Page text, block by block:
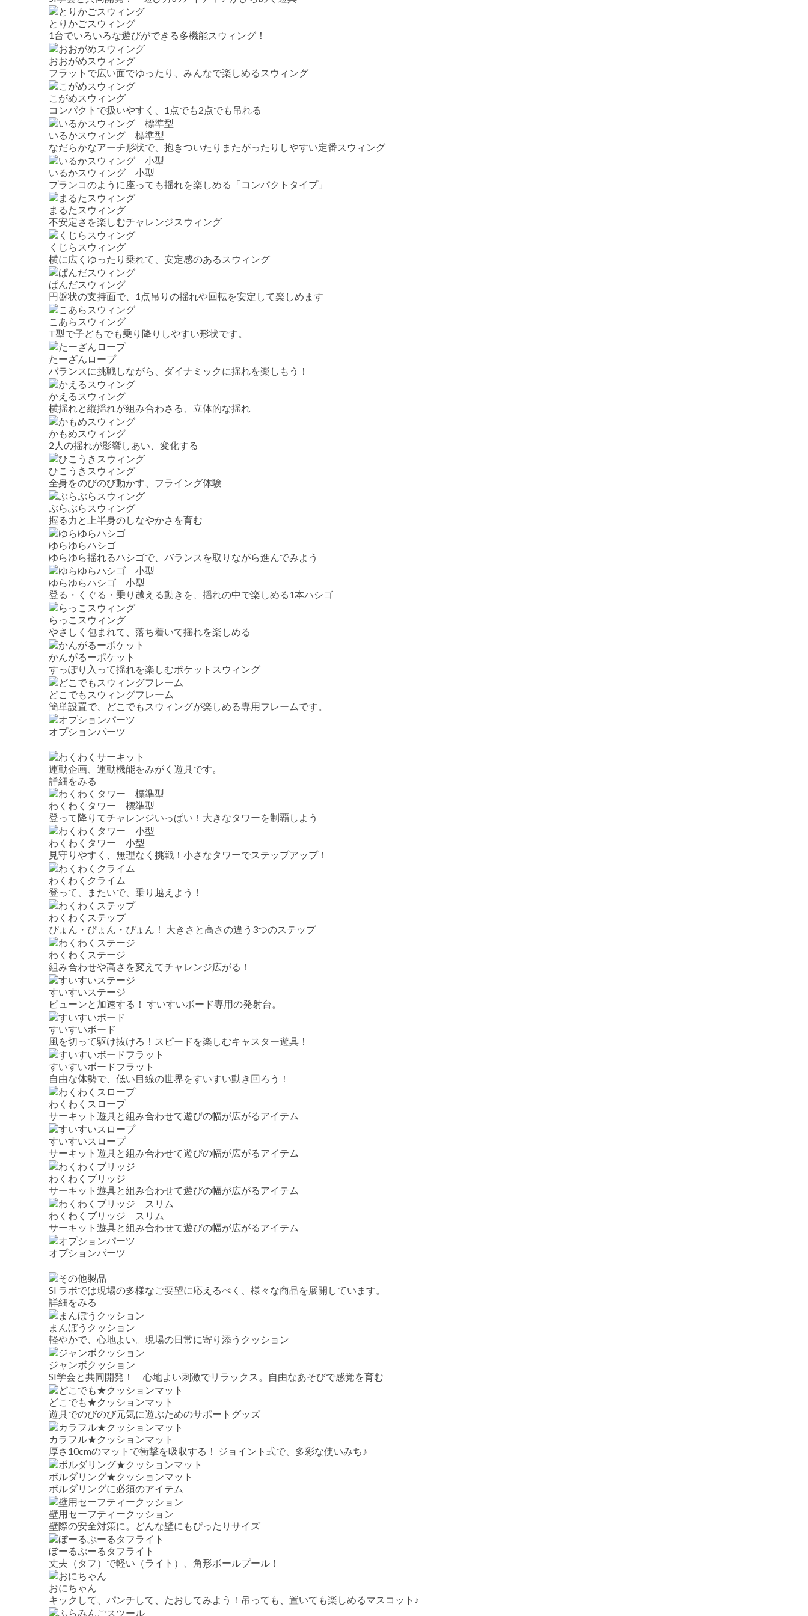
とりかごスウィング
1台でいろいろな遊びができる多機能スウィング！
おおがめスウィング
フラットで広い面でゆったり、みんなで楽しめるスウィング
こがめスウィング
コンパクトで扱いやすく、1点でも2点でも吊れる
いるかスウィング 標準型
なだらかなアーチ形状で、抱きついたりまたがったりしやすい定番スウィング
いるかスウィング 小型
プランコのように座っても揺れを楽しめる「コンパクトタイプ」
まるたスウィング
不安定さを楽しむチャレンジスウィング
くじらスウィング
横に広くゆったり乗れて、安定感のあるスウィング
ぱんだスウィング
円盤状の支持面で、1点吊りの揺れや回転を安定して楽しめます
こあらスウィング
T型で子どもでも乗り降りしやすい形状です。
たーざんロープ
バランスに挑戦しながら、ダイナミックに揺れを楽しもう！
かえるスウィング
横揺れと縦揺れが組み合わさる、立体的な揺れ
かもめスウィング
2人の揺れが影響しあい、変化する
ひこうきスウィング
全身をのびのび動かす、フライング体験
ぶらぶらスウィング
握る力と上半身のしなやかさを育む
ゆらゆらハシゴ
ゆらゆら揺れるハシゴで、バランスを取りながら進んでみよう
ゆらゆらハシゴ 小型
登る・くぐる・乗り越える動きを、揺れの中で楽しめる1本ハシゴ
らっこスウィング
やさしく包まれて、落ち着いて揺れを楽しめる
かんがるーポケット
すっぽり入って揺れを楽しむポケットスウィング
どこでもスウィングフレーム
簡単設置で、どこでもスウィングが楽しめる専用フレームです。
オプションパーツ
運動企画、運動機能をみがく遊具です。
詳細をみる
わくわくタワー 標準型
登って降りてチャレンジいっぱい！大きなタワーを制覇しよう
わくわくタワー 小型
見守りやすく、無理なく挑戦！小さなタワーでステップアップ！
わくわくクライム
登って、またいで、乗り越えよう！
わくわくステップ
ぴょん・ぴょん・ぴょん！ 大きさと高さの違う3つのステップ
わくわくステージ
組み合わせや高さを変えてチャレンジ広がる！
すいすいステージ
ビューンと加速する！ すいすいボード専用の発射台。
すいすいボード
風を切って駆け抜けろ！スピードを楽しむキャスター遊具！
すいすいボードフラット
自由な体勢で、低い目線の世界をすいすい動き回ろう！
わくわくスロープ
サーキット遊具と組み合わせて遊びの幅が広がるアイテム
すいすいスロープ
サーキット遊具と組み合わせて遊びの幅が広がるアイテム
わくわくブリッジ
サーキット遊具と組み合わせて遊びの幅が広がるアイテム
わくわくブリッジ スリム
サーキット遊具と組み合わせて遊びの幅が広がるアイテム
オプションパーツ
SI ラボでは現場の多様なご要望に応えるべく、様々な商品を展開しています。
詳細をみる
まんぼうクッション
軽やかで、心地よい。現場の日常に寄り添うクッション
ジャンボクッション
SI学会と共同開発！ 心地よい刺激でリラックス。自由なあそびで感覚を育む
どこでも★クッションマット
遊具でのびのび元気に遊ぶためのサポートグッズ
カラフル★クッションマット
厚さ10cmのマットで衝撃を吸収する！ ジョイント式で、多彩な使いみち♪
ボルダリング★クッションマット
ボルダリングに必須のアイテム
壁用セーフティークッション
壁際の安全対策に。どんな壁にもぴったりサイズ
ぼーるぷーるタフライト
丈夫（タフ）で軽い（ライト）、角形ボールプール！
おにちゃん
キックして、パンチして、たおしてみよう！吊っても、置いても楽しめるマスコット♪